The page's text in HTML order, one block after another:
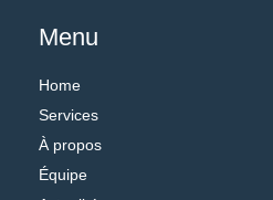
Menu
Home
Services
À propos
Équipe